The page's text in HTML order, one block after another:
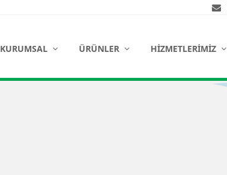
KURUMSAL ÜRÜNLER HIZMETLERIMIZ